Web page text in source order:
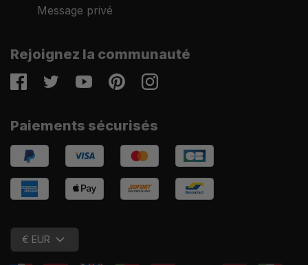
Message privé
Rejoignez la communauté
FacebookTwitterYoutubePinterestInstagram
Paiements sécurisés
€ EUR